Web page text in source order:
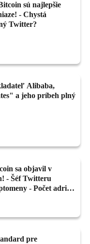
sú najlepšie
- Chystá
Twitter?
Alibaba,
a jeho príbeh plný
sa objavil v
- Šéf Twitteru
- Počet adries
pre